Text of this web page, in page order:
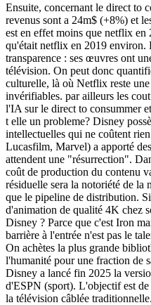
Ensuite, concernant le direct to
revenus sont a 24m$ (+8%) et
est en effet moins que netflix en
qu'était netflix en 2019 environ.
transparence : ses œuvres ont
télévision. On peut donc
culturelle, là où Netflix reste
invérifiables. par ailleurs les
l'IA sur le direct to consummer
t elle un probleme? Disney
intellectuelles qui ne coûtent
Lucasfilm, Marvel) a apporté
attendent une "résurrection".
coût de production du contenu
résiduelle sera la notoriété de la
que le pipeline de distribution.
d'animation de qualité 4K chez
Disney ? Parce que c'est Iron
barrière à l'entrée n'est pas le
On achètes la plus grande
l'humanité pour une fraction de
Disney a lancé fin 2025 la
d'ESPN (sport). L'objectif est de
la télévision câblée